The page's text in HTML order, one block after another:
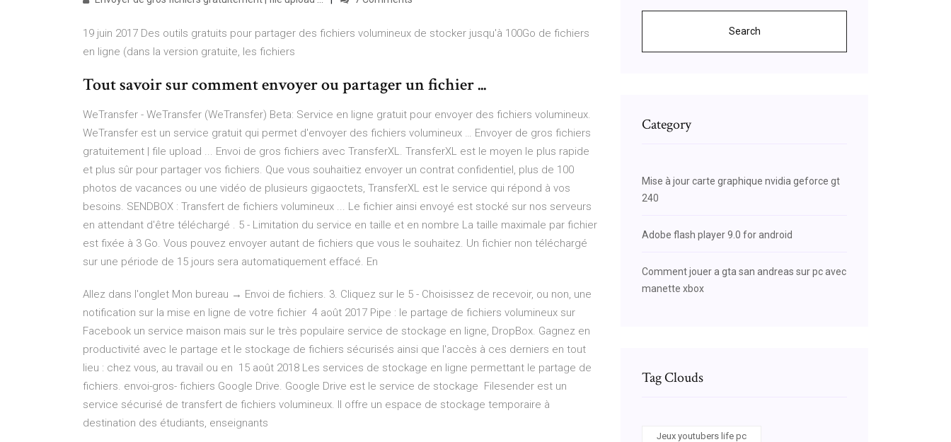
19 juin 2017 Des outils gratuits pour partager des fichiers volumineux de stocker jusqu'à 100Go de fichiers
en ligne (dans la version gratuite, les fichiers
Tout savoir sur comment envoyer ou partager un fichier ...
WeTransfer - WeTransfer (WeTransfer) Beta: Service en ligne gratuit pour envoyer des fichiers volumineux.
WeTransfer est un service gratuit qui permet d'envoyer des fichiers volumineux … Envoyer de gros fichiers
gratuitement | file upload ... Envoi de gros fichiers avec TransferXL. TransferXL est le moyen le plus rapide
et plus sûr pour partager vos fichiers. Que vous souhaitiez envoyer un contrat confidentiel, plus de 100
photos de vacances ou une vidéo de plusieurs gigaoctets, TransferXL est le service qui répond à vos
besoins. SENDBOX : Transfert de fichiers volumineux ... Le fichier ainsi envoyé est stocké sur nos serveurs
en attendant d'être téléchargé . 5 - Limitation du service en taille et en nombre La taille maximale par fichier
est fixée à 3 Go. Vous pouvez envoyer autant de fichiers que vous le souhaitez. Un fichier non téléchargé
sur une période de 15 jours sera automatiquement effacé. En
Allez dans l'onglet Mon bureau → Envoi de fichiers. 3. Cliquez sur le 5 - Choisissez de recevoir, ou non, une
notification sur la mise en ligne de votre fichier 4 août 2017 Pipe : le partage de fichiers volumineux sur
Facebook un service maison mais sur le très populaire service de stockage en ligne, DropBox. Gagnez en
productivité avec le partage et le stockage de fichiers sécurisés ainsi que l'accès à ces derniers en tout
lieu : chez vous, au travail ou en 15 août 2018 Les services de stockage en ligne permettant le partage de
fichiers. envoi-gros- fichiers Google Drive. Google Drive est le service de stockage Filesender est un
service sécurisé de transfert de fichiers volumineux. Il offre un espace de stockage temporaire à
destination des étudiants, enseignants
Search
Category
Mise à jour carte graphique nvidia geforce gt
240
Adobe flash player 9.0 for android
Comment jouer a gta san andreas sur pc avec
manette xbox
Tag Clouds
Jeux youtubers life pc